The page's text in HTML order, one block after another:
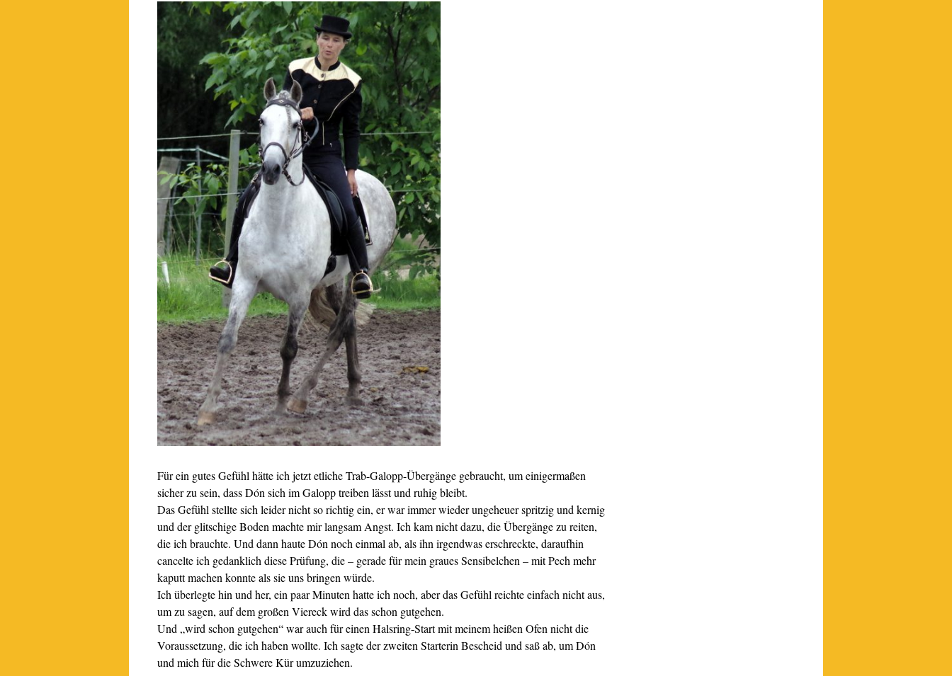
Für ein gutes Gefühl hätte ich jetzt etliche Trab-Galopp-Übergänge gebraucht, um einigermaßen
sicher zu sein, dass Dón sich im Galopp treiben lässt und ruhig bleibt.
Das Gefühl stellte sich leider nicht so richtig ein, er war immer wieder ungeheuer spritzig und kernig
und der glitschige Boden machte mir langsam Angst. Ich kam nicht dazu, die Übergänge zu reiten,
die ich brauchte. Und dann haute Dón noch einmal ab, als ihn irgendwas erschreckte, daraufhin
cancelte ich gedanklich diese Prüfung, die – gerade für mein graues Sensibelchen – mit Pech mehr
kaputt machen konnte als sie uns bringen würde.
Ich überlegte hin und her, ein paar Minuten hatte ich noch, aber das Gefühl reichte einfach nicht aus,
um zu sagen, auf dem großen Viereck wird das schon gutgehen.
Und „wird schon gutgehen“ war auch für einen Halsring-Start mit meinem heißen Ofen nicht die
Voraussetzung, die ich haben wollte. Ich sagte der zweiten Starterin Bescheid und saß ab, um Dón
und mich für die Schwere Kür umzuziehen.